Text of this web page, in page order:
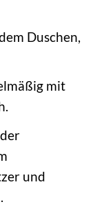
Duschen,
mit
und